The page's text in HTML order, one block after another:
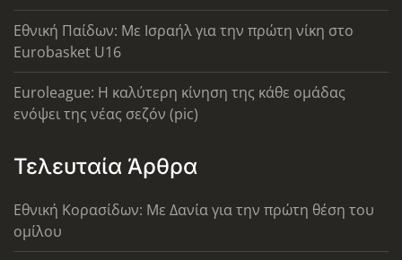
Εθνική Παίδων: Με Ισραήλ για την πρώτη νίκη στο
Eurobasket U16
Euroleague: Η καλύτερη κίνηση της κάθε ομάδας
ενόψει της νέας σεζόν (pic)
Τελευταία Άρθρα
Εθνική Κορασίδων: Με Δανία για την πρώτη θέση του
ομίλου